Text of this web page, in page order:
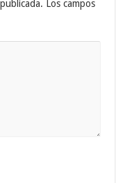
Los campos